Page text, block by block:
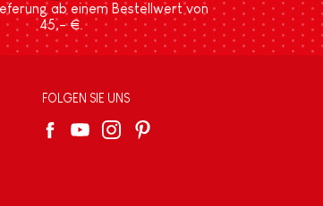
ab einem Bestellwert von
45,- €.
FOLGEN SIE UNS